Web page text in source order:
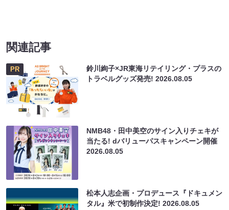
関連記事
PR
鈴川絢子×JR東海リテイリング・プラスの
トラベルグッズ発売!2026.08.05
NMB48・田中美空のサイン入りチェキが
当たる! dバリューパスキャンペーン開催
2026.08.05
松本人志企画・プロデュース『ドキュメン
タル』米で初制作決定!2026.08.05